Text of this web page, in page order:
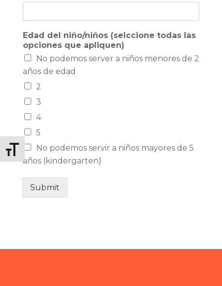
Alternar tamaño de letra
Edad del niño/niños (selccione todas las
opciones que apliquen)
No podemos server a niños menores de 2
años de edad
2
3
4
5
No podemos servir a niños mayores de 5
años (kindergarten)
Submit